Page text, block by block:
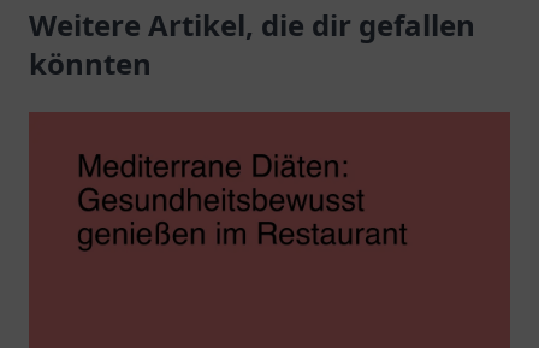
angenehmer
Atmosphäre.
authentische
Spezialitäten.
Weitere Artikel, die dir gefallen
könnten